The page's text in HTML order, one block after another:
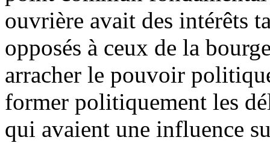
ouvrière avait des intérêts
opposés à ceux de la
arracher le pouvoir
former politiquement les
qui avaient une influence